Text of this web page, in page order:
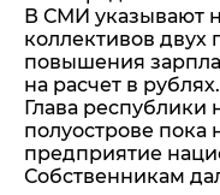
В СМИ указывают
коллективов двух
повышения
на расчет в рублях.
Глава республики
полуострове пока
предприятие
Собственникам